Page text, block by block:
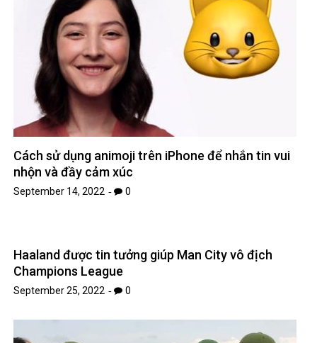
Cách sử dụng animoji trên iPhone để nhắn tin vui
nhộn và đầy cảm xúc
September 14, 2022 0
Haaland được tin tưởng giúp Man City vô địch
Champions League
September 25, 2022 0